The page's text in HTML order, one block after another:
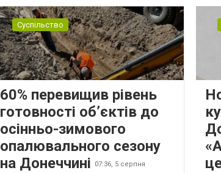
Суспільство
60% перевищив рівень
готовності об’єктів до
осінньо-зимового
опалювального сезону
на Донеччині
07:36, 5 серпня